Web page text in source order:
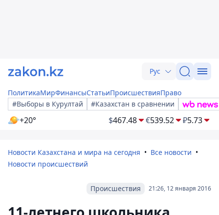
Рус
ПолитикаМирФинансыСтатьиПроисшествияПраво
#Выборы в Курултай
#Казахстан в сравнении
+20° $467.48 €539.52 ₽5.73
Новости Казахстана и мира на сегодня
Все новости
Новости происшествий
21:26, 12 января 2016
Происшествия